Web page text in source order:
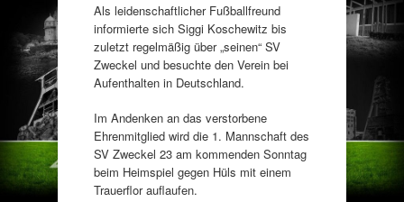
Als leidenschaftlicher Fußballfreund
informierte sich Siggi Koschewitz bis
zuletzt regelmäßig über „seinen“ SV
Zweckel und besuchte den Verein bei
Aufenthalten in Deutschland.
Im Andenken an das verstorbene
Ehrenmitglied wird die 1. Mannschaft des
SV Zweckel 23 am kommenden Sonntag
beim Heimspiel gegen Hüls mit einem
Trauerflor auflaufen.